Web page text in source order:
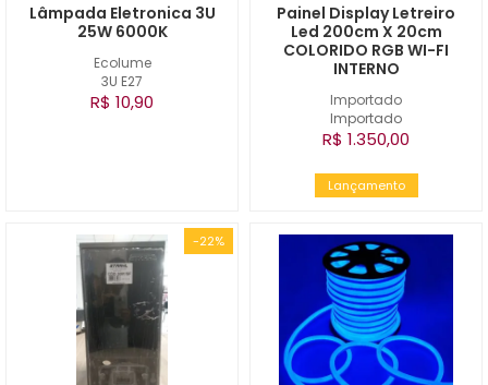
Ecolume
3U E27
Lâmpada Eletronica 3U
25W 6000K
R$ 10,90
Importado
Importado
Painel Display Letreiro
Led 200cm X 20cm
COLORIDO RGB WI-FI
INTERNO
R$ 1.350,00
Lançamento
-22%